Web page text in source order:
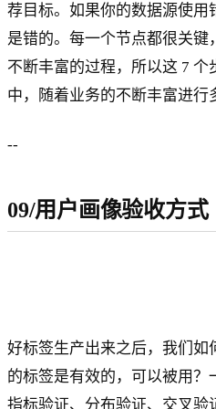
荐目标。如果你的数据源使用
是错的。每一个节点都很关键
不断丰富的过程，所以这 7
中，随着业务的不断丰富进行
--
09/用户画像验收方式
好标签生产出来之后，我们如
的标签是有效的，可以被用？
指标验证、分布验证、交叉验